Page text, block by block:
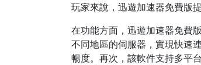
玩家來說，迅遊加速器免費版
在功能方面，迅遊加速器免費
不同地區的伺服器，實現快速
暢度。再次，該軟件支持多平